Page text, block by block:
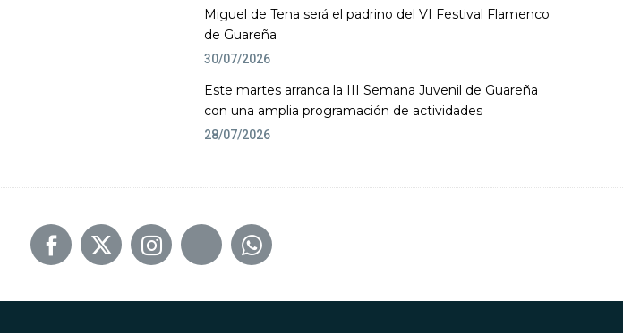
Miguel de Tena será el padrino del VI Festival Flamenco
de Guareña
30/07/2026
Este martes arranca la III Semana Juvenil de Guareña
con una amplia programación de actividades
28/07/2026